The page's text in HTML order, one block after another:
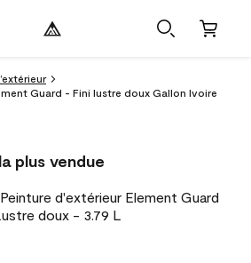
Guard - Fini lustre doux Gallon Ivoire
plus vendue